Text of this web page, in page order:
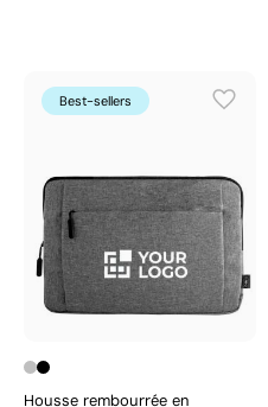
Best-sellers
Housse rembourrée en